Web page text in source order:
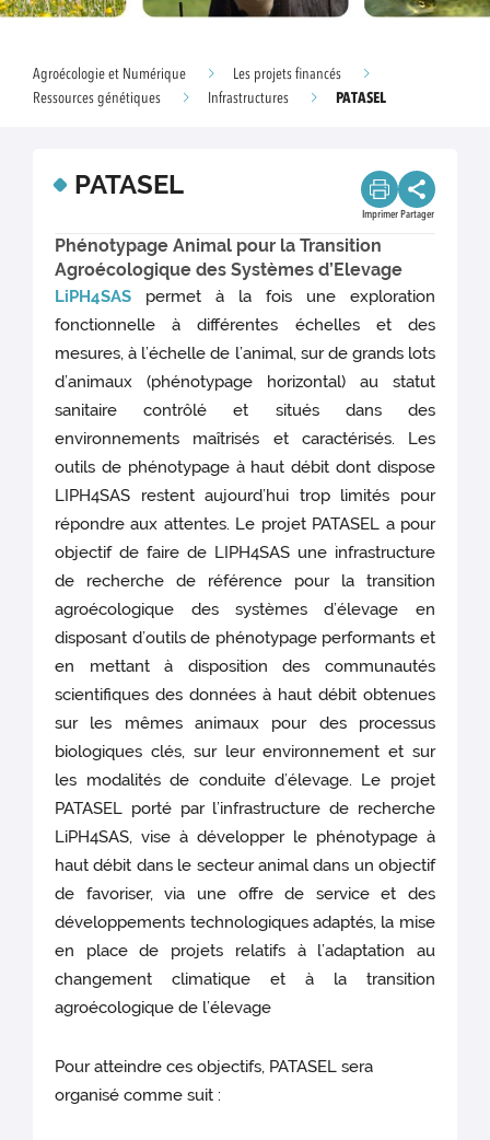
Agroécologie et Numérique
Les projets financés
Ressources génétiques
Infrastructures PATASEL
PATASEL
Imprimer Partager
Phénotypage Animal pour la Transition
Agroécologique des Systèmes d’Elevage
LiPH4SAS permet à la fois une exploration
fonctionnelle à différentes échelles et des
mesures, à l’échelle de l’animal, sur de grands lots
d’animaux (phénotypage horizontal) au statut
sanitaire contrôlé et situés dans des
environnements maîtrisés et caractérisés. Les
outils de phénotypage à haut débit dont dispose
LIPH4SAS restent aujourd’hui trop limités pour
répondre aux attentes. Le projet PATASEL a pour
objectif de faire de LIPH4SAS une infrastructure
de recherche de référence pour la transition
agroécologique des systèmes d’élevage en
disposant d’outils de phénotypage performants et
en mettant à disposition des communautés
scientifiques des données à haut débit obtenues
sur les mêmes animaux pour des processus
biologiques clés, sur leur environnement et sur
les modalités de conduite d’élevage. Le projet
PATASEL porté par l’infrastructure de recherche
LiPH4SAS, vise à développer le phénotypage à
haut débit dans le secteur animal dans un objectif
de favoriser, via une offre de service et des
développements technologiques adaptés, la mise
en place de projets relatifs à l’adaptation au
changement climatique et à la transition
agroécologique de l’élevage
Pour atteindre ces objectifs, PATASEL sera
organisé comme suit :